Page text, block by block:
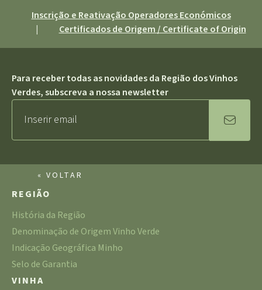
Inscrição e Reativação Operadores Económicos
|
Certificados de Origem / Certificate of Origin
Para receber todas as novidades da Região dos Vinhos
Verdes, subscreva a nossa newsletter
« VOLTAR
REGIÃO
História da Região
Denominação de Origem Vinho Verde
Indicação Geográfica Minho
Selo de Garantia
VINHA